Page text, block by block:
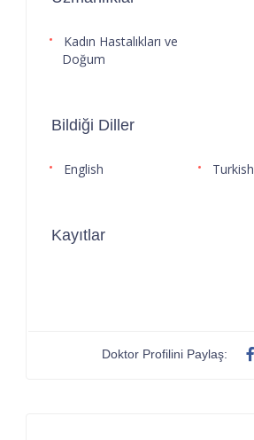
Kadın Hastalıkları ve
Doğum
Bildiği Diller
English Turkish
Kayıtlar
Doktor Profilini Paylaş: